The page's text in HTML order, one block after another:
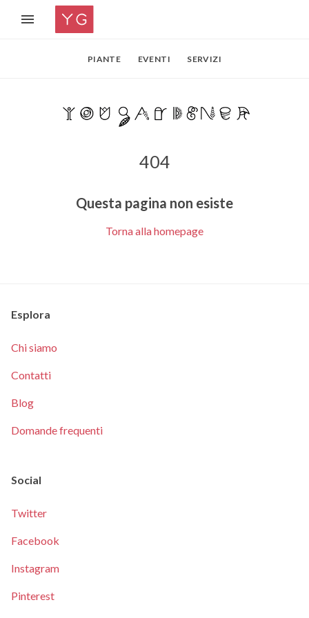
PIANTE EVENTI SERVIZI
404
Questa pagina non esiste
Torna alla homepage
Esplora
Chi siamo
Contatti
Blog
Domande frequenti
Social
Twitter
Facebook
Instagram
Pinterest